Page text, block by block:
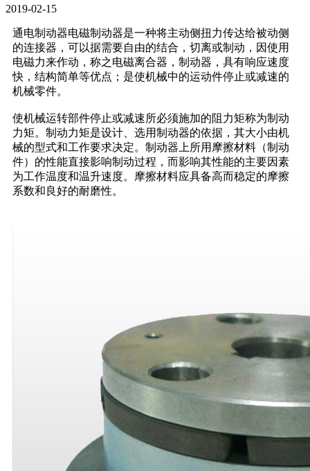
2019-02-15
通电制动器电磁制动器是一种将主动侧扭力传达给被动侧
的连接器，可以据需要自由的结合，切离或制动，因使用
电磁力来作动，称之电磁离合器，制动器，具有响应速度
快，结构简单等优点；是使机械中的运动件停止或减速的
机械零件。
使机械运转部件停止或减速所必须施加的阻力矩称为制动
力矩。制动力矩是设计、选用制动器的依据，其大小由机
械的型式和工作要求决定。制动器上所用摩擦材料（制动
件）的性能直接影响制动过程，而影响其性能的主要因素
为工作温度和温升速度。摩擦材料应具备高而稳定的摩擦
系数和良好的耐磨性。